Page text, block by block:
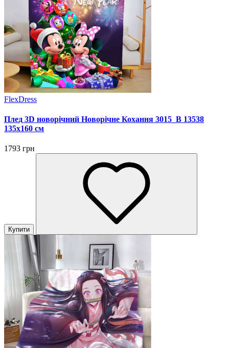
FlexDress
Плед 3D новорічний Новорічне Кохання 3015_B 13538
135х160 см
1793 грн
Купити